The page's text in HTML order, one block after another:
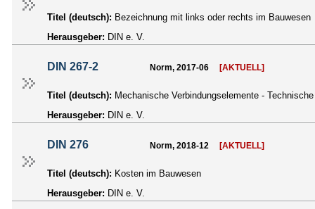
Titel (deutsch): Bezeichnung mit links oder rechts im Bauwesen
Herausgeber: DIN e. V.
DIN 267-2 Norm, 2017-06 [AKTUELL]
Titel (deutsch): Mechanische Verbindungselemente -
Herausgeber: DIN e. V.
DIN 276 Norm, 2018-12 [AKTUELL]
Titel (deutsch): Kosten im Bauwesen
Herausgeber: DIN e. V.